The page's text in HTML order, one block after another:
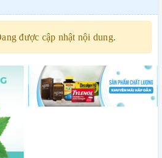
được cập nhật nội dung.